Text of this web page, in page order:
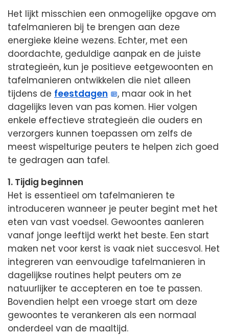
Het lijkt misschien een onmogelijke opgave om
tafelmanieren bij te brengen aan deze
energieke kleine wezens. Echter, met een
doordachte, geduldige aanpak en de juiste
strategieën, kun je positieve eetgewoonten en
tafelmanieren ontwikkelen die niet alleen
tijdens de feestdagen
, maar ook in het
dagelijks leven van pas komen. Hier volgen
enkele effectieve strategieën die ouders en
verzorgers kunnen toepassen om zelfs de
meest wispelturige peuters te helpen zich goed
te gedragen aan tafel.
1. Tijdig beginnen
Het is essentieel om tafelmanieren te
introduceren wanneer je peuter begint met het
eten van vast voedsel. Gewoontes aanleren
vanaf jonge leeftijd werkt het beste. Een start
maken net voor kerst is vaak niet succesvol. Het
integreren van eenvoudige tafelmanieren in
dagelijkse routines helpt peuters om ze
natuurlijker te accepteren en toe te passen.
Bovendien helpt een vroege start om deze
gewoontes te verankeren als een normaal
onderdeel van de maaltijd.